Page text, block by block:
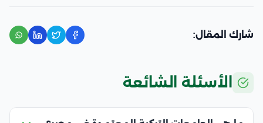
شارك المقال:
الأسئلة الشائعة